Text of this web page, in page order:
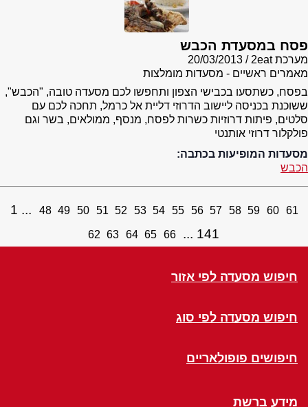
פסח במסעדת הכבש
מערכת 2eat
20/03/2013
מאמרים ראשיים - מסעדות מומלצות
בפסח, כשתסעו בכבישי הצפון ותחפשו לכם מסעדה טובה, "הכבש",
ששוכנת בכניסה ליישוב הדרוזי דליית אל כרמל, תחכה לכם עם
סלטים, פיתות דרוזיות כשרות לפסח, מנסף, ממולאים, בשר וגם
פולקלור דרוזי אותנטי
מסעדות המופיעות בכתבה:
הכבש
1 48 49 50 51 52 53 54 55 56 57 58 59 60 61
62 63 64 65 66 141
חיפוש מסעדה לפי אזור
חיפוש מסעדה לפי סוג
חיפושים פופולאריים
מידע ברשת